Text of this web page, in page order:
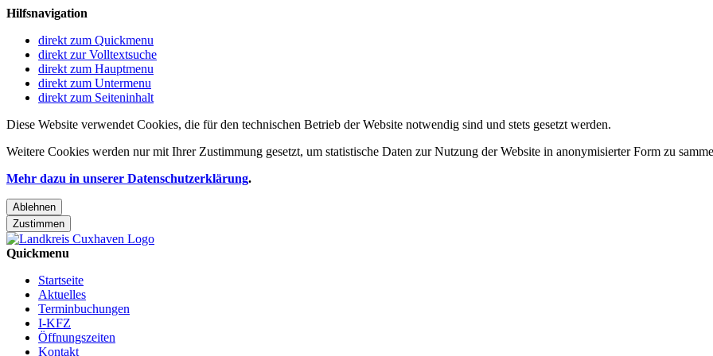
Hilfsnavigation
direkt zum Quickmenu
direkt zur Volltextsuche
direkt zum Hauptmenu
direkt zum Untermenu
direkt zum Seiteninhalt
Diese Website verwendet Cookies, die für den technischen Betrieb der Website notwendig sind und stets gesetzt werden.
Weitere Cookies werden nur mit Ihrer Zustimmung gesetzt, um statistische Daten zur Nutzung der Website in anonymisierter Form zu
Mehr dazu in unserer Datenschutzerklärung.
Ablehnen
Zustimmen
Quickmenu
Startseite
Aktuelles
Terminbuchungen
I-KFZ
Öffnungszeiten
Kontakt